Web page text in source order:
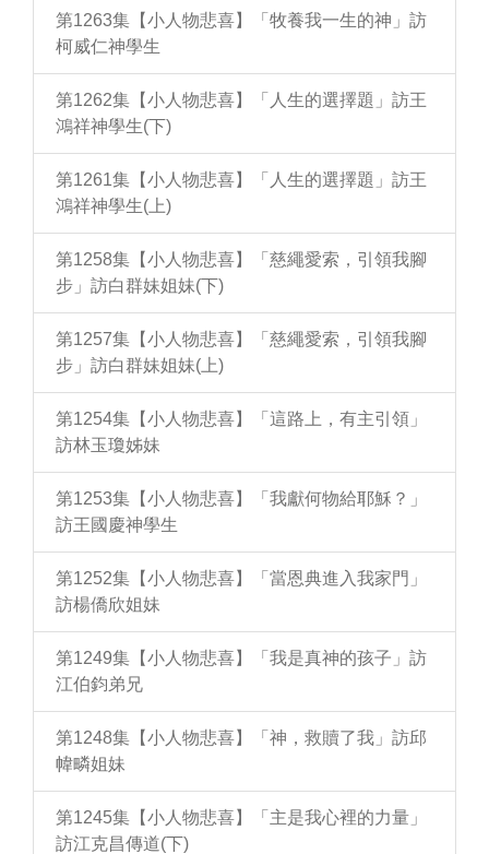
第1263集【小人物悲喜】「牧養我一生的神」訪
柯威仁神學生
第1262集【小人物悲喜】「人生的選擇題」訪王
鴻祥神學生(下)
第1261集【小人物悲喜】「人生的選擇題」訪王
鴻祥神學生(上)
第1258集【小人物悲喜】「慈繩愛索，引領我腳
步」訪白群妹姐妹(下)
第1257集【小人物悲喜】「慈繩愛索，引領我腳
步」訪白群妹姐妹(上)
第1254集【小人物悲喜】「這路上，有主引領」
訪林玉瓊姊妹
第1253集【小人物悲喜】「我獻何物給耶穌？」
訪王國慶神學生
第1252集【小人物悲喜】「當恩典進入我家門」
訪楊僑欣姐妹
第1249集【小人物悲喜】「我是真神的孩子」訪
江伯鈞弟兄
第1248集【小人物悲喜】「神，救贖了我」訪邱
幃疄姐妹
第1245集【小人物悲喜】「主是我心裡的力量」
訪江克昌傳道(下)